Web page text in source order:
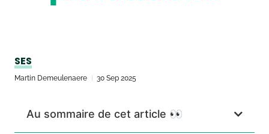
SES
Martin Demeulenaere 30 Sep 2025
Au sommaire de cet article 👀